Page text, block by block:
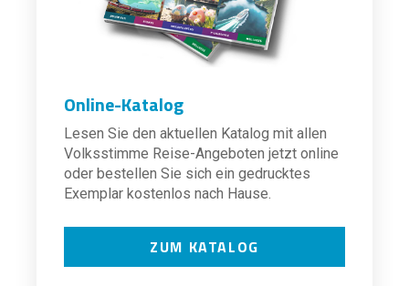
Online-Katalog
Lesen Sie den aktuellen Katalog mit allen
Volksstimme Reise-Angeboten jetzt online
oder bestellen Sie sich ein gedrucktes
Exemplar kostenlos nach Hause.
ZUM KATALOG